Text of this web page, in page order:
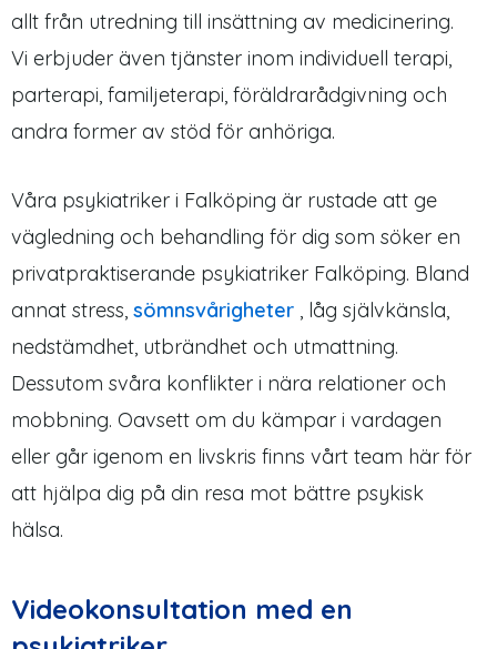
allt från utredning till insättning av medicinering.
Vi erbjuder även tjänster inom individuell terapi,
parterapi, familjeterapi, föräldrarådgivning och
andra former av stöd för anhöriga.
Våra psykiatriker i Falköping är rustade att ge
vägledning och behandling för dig som söker en
privatpraktiserande psykiatriker Falköping. Bland
annat stress, sömnsvårigheter , låg självkänsla,
nedstämdhet, utbrändhet och utmattning.
Dessutom svåra konflikter i nära relationer och
mobbning. Oavsett om du kämpar i vardagen
eller går igenom en livskris finns vårt team här för
att hjälpa dig på din resa mot bättre psykisk
hälsa.
Videokonsultation med en